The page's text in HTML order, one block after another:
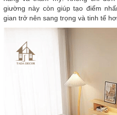
giường này còn giúp tạo điểm
gian trở nên sang trọng và tinh tế